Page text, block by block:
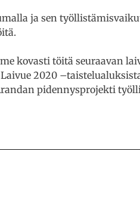
ja sen
kovasti töitä seuraavan
2020
pidennysprojekti